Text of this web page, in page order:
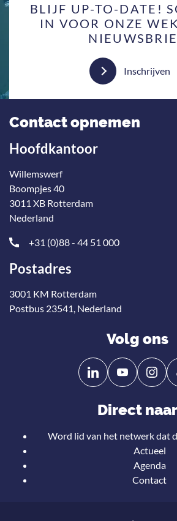
BLIJF UP-TO-DATE!
IN VOOR ONZE
Inschrijven
Contact opnemen
Hoofdkantoor
Willemswerf
Boompjes 40
3011 XB Rotterdam
Nederland
+31 (0)88 - 44 51 000
Postadres
3001 KM Rotterdam
Postbus 23541, Nederland
Volg ons
Volg
ons
Linkedin
Volg
ons
YouTube
Direct naar
Word lid van het netwerk dat
Actueel
Agenda
Contact